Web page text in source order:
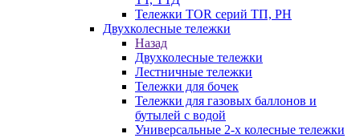
Тележки TOR серий ТП, PH
Двухколесные тележки
Назад
Двухколесные тележки
Лестничные тележки
Тележки для бочек
Тележки для газовых баллонов и
бутылей с водой
Универсальные 2-х колесные тележки